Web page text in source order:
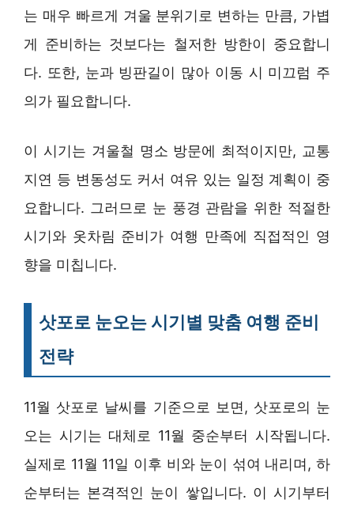
는 매우 빠르게 겨울 분위기로 변하는 만큼, 가볍
게 준비하는 것보다는 철저한 방한이 중요합니
다. 또한, 눈과 빙판길이 많아 이동 시 미끄럼 주
의가 필요합니다.
이 시기는 겨울철 명소 방문에 최적이지만, 교통
지연 등 변동성도 커서 여유 있는 일정 계획이 중
요합니다. 그러므로 눈 풍경 관람을 위한 적절한
시기와 옷차림 준비가 여행 만족에 직접적인 영
향을 미칩니다.
삿포로 눈오는 시기별 맞춤 여행 준비
전략
11월 삿포로 날씨를 기준으로 보면, 삿포로의 눈
오는 시기는 대체로 11월 중순부터 시작됩니다.
실제로 11월 11일 이후 비와 눈이 섞여 내리며, 하
순부터는 본격적인 눈이 쌓입니다. 이 시기부터